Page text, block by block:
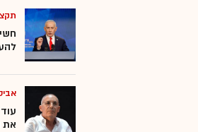
להעביר 400
את